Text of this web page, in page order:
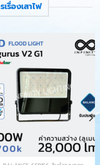
รื่องเสาไฟ